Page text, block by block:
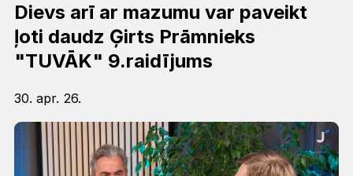
Dievs arī ar mazumu var paveikt
ļoti daudz Ģirts Prāmnieks
"TUVĀK" 9.raidījums
30. apr. 26.